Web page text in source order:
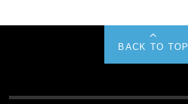
BACK TO TOP